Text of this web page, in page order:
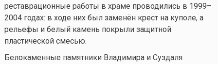
реставрационные работы в храме проводились в 1999–
2004 годах: в ходе них был заменён крест на куполе, а
рельефы и белый камень покрыли защитной
пластической смесью.
Белокаменные памятники Владимира и Суздаля